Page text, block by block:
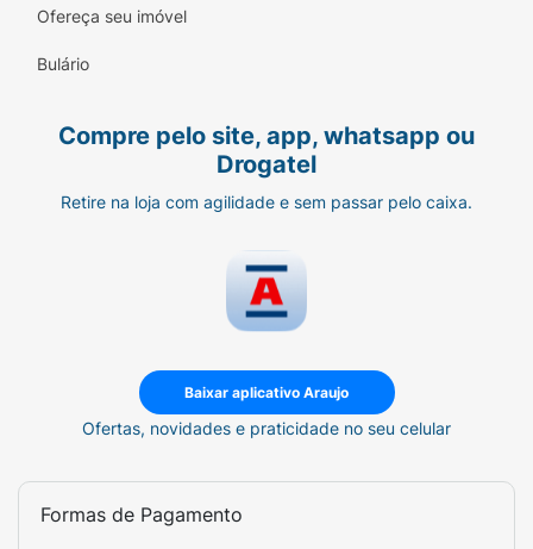
Ofereça seu imóvel
Bulário
Compre pelo site, app, whatsapp ou
Drogatel
Retire na loja com agilidade e sem passar pelo caixa.
Baixar aplicativo Araujo
Ofertas, novidades e praticidade no seu celular
Formas de Pagamento